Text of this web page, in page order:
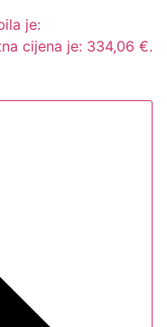
je:
cijena je: 334,06 €.